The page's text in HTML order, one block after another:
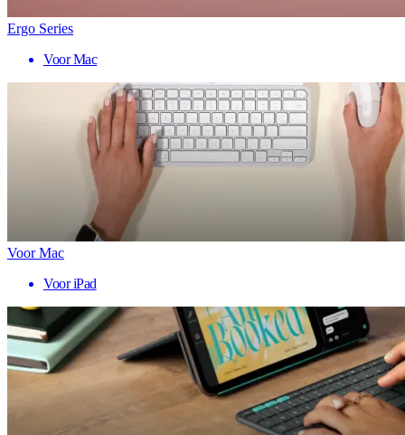
Ergo Series
Voor Mac
Voor Mac
Voor iPad